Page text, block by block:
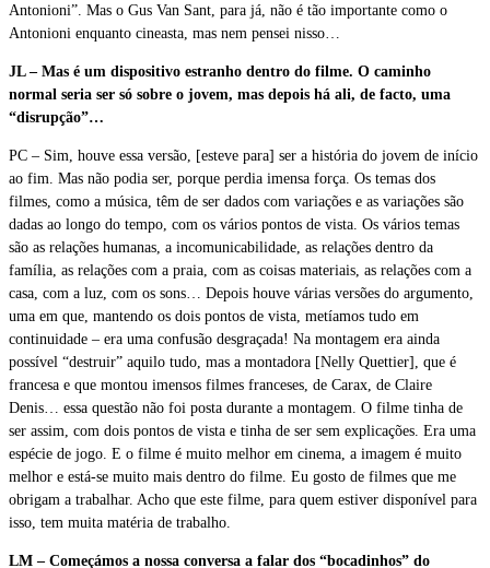
Antonioni”. Mas o Gus Van Sant, para já, não é tão importante como o
Antonioni enquanto cineasta, mas nem pensei nisso…
JL – Mas é um dispositivo estranho dentro do filme. O caminho
normal seria ser só sobre o jovem, mas depois há ali, de facto, uma
“disrupção”…
PC – Sim, houve essa versão, [esteve para] ser a história do jovem de início
ao fim. Mas não podia ser, porque perdia imensa força. Os temas dos
filmes, como a música, têm de ser dados com variações e as variações são
dadas ao longo do tempo, com os vários pontos de vista. Os vários temas
são as relações humanas, a incomunicabilidade, as relações dentro da
família, as relações com a praia, com as coisas materiais, as relações com a
casa, com a luz, com os sons… Depois houve várias versões do argumento,
uma em que, mantendo os dois pontos de vista, metíamos tudo em
continuidade – era uma confusão desgraçada! Na montagem era ainda
possível “destruir” aquilo tudo, mas a montadora [Nelly Quettier], que é
francesa e que montou imensos filmes franceses, de Carax, de Claire
Denis… essa questão não foi posta durante a montagem. O filme tinha de
ser assim, com dois pontos de vista e tinha de ser sem explicações. Era uma
espécie de jogo. E o filme é muito melhor em cinema, a imagem é muito
melhor e está-se muito mais dentro do filme. Eu gosto de filmes que me
obrigam a trabalhar. Acho que este filme, para quem estiver disponível para
isso, tem muita matéria de trabalho.
LM – Começámos a nossa conversa a falar dos “bocadinhos” do